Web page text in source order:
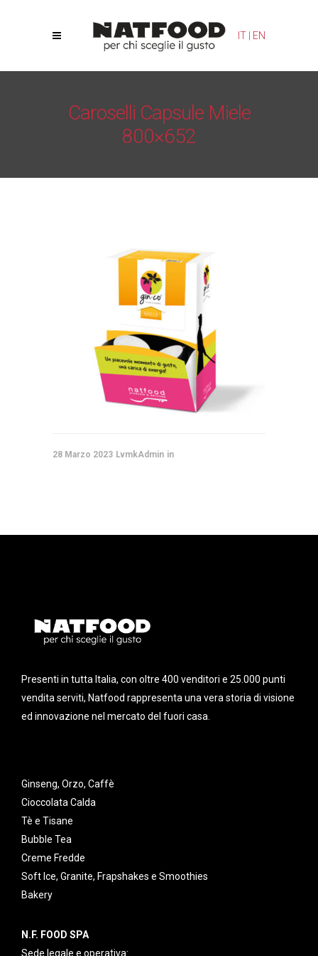
IT EN
Caroselli Capsule Miele
800×652
28 Marzo 2023 LvmkAdmin
Presenti in tutta Italia, con oltre 400 venditori e 25.000 punti
vendita serviti, Natfood rappresenta una vera storia di visione
ed innovazione nel mercato del fuori casa.
Ginseng, Orzo, Caffè
Cioccolata Calda
Tè e Tisane
Bubble Tea
Creme Fredde
Soft Ice, Granite, Frapshakes e Smoothies
Bakery
N.F. FOOD SPA
Sede legale e operativa:
Le tue preferenze relative alla privacy